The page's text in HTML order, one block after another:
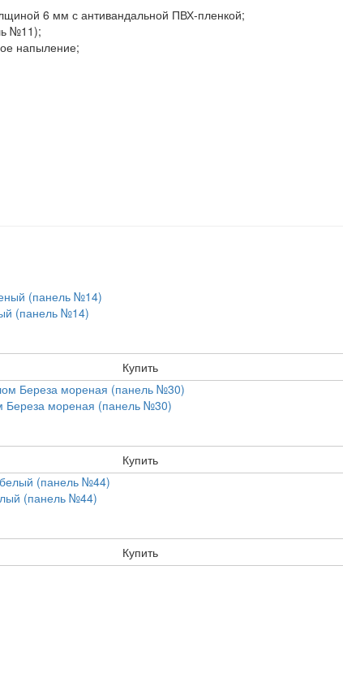
6 мм с антивандальной ПВХ-пленкой;
№11);
напыление;
(панель №14)
Купить
Береза мореная (панель №30)
Купить
(панель №44)
Купить